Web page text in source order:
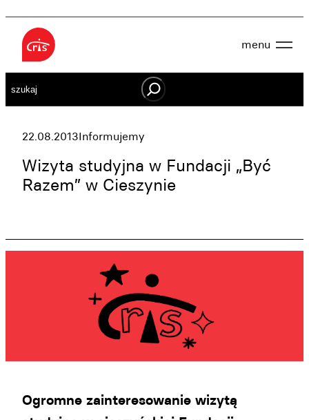
Przejdź
treści
menu
Aktualności
Wspieraj nas
OWES
Oferta
Szukaj
22.08.2013Informujemy
Wizyta studyjna w Fundacji „Być
Razem” w Cieszynie
Ogromne zainteresowanie wizytą